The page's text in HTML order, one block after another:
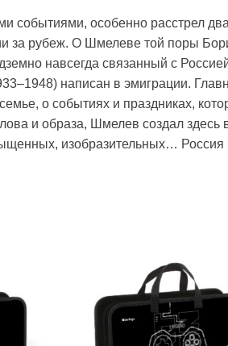
событиями, особенно расстрел
за рубеж. О Шмелеве той поры
навсегда связанный с
написан в эмиграции.
о событиях и праздниках,
и образа, Шмелев создал здесь
изобразительных…
список
в